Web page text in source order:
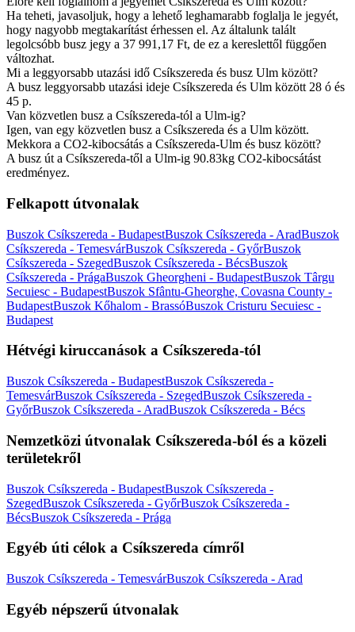
Ha teheti, javasoljuk, hogy a lehető leghamarabb foglalja le jegyét,
hogy nagyobb megtakarítást érhessen el. Az általunk talált
legolcsóbb busz jegy a 37 991,17 Ft, de ez a kereslettől függően
változhat.
Mi a leggyorsabb utazási idő Csíkszereda és busz Ulm között?
A busz leggyorsabb utazási ideje Csíkszereda és Ulm között 28 ó és
45 p.
Van közvetlen busz a Csíkszereda-tól a Ulm-ig?
Igen, van egy közvetlen busz a Csíkszereda és a Ulm között.
Mekkora a CO2-kibocsátás a Csíkszereda-Ulm és busz között?
A busz út a Csíkszereda-től a Ulm-ig 90.83kg CO2-kibocsátást
eredményez.
Felkapott útvonalak
Buszok Csíkszereda - BudapestBuszok Csíkszereda - AradBuszok
Csíkszereda - TemesvárBuszok Csíkszereda - GyőrBuszok
Csíkszereda - SzegedBuszok Csíkszereda - BécsBuszok
Csíkszereda - PrágaBuszok Gheorgheni - BudapestBuszok Târgu
Secuiesc - BudapestBuszok Sfântu-Gheorghe, Covasna County -
BudapestBuszok Kőhalom - BrassóBuszok Cristuru Secuiesc -
Budapest
Hétvégi kiruccanások a Csíkszereda-tól
Buszok Csíkszereda - BudapestBuszok Csíkszereda -
TemesvárBuszok Csíkszereda - SzegedBuszok Csíkszereda -
GyőrBuszok Csíkszereda - AradBuszok Csíkszereda - Bécs
Nemzetközi útvonalak Csíkszereda-ból és a közeli
területekről
Buszok Csíkszereda - BudapestBuszok Csíkszereda -
SzegedBuszok Csíkszereda - GyőrBuszok Csíkszereda -
BécsBuszok Csíkszereda - Prága
Egyéb úti célok a Csíkszereda címről
Buszok Csíkszereda - TemesvárBuszok Csíkszereda - Arad
Egyéb népszerű útvonalak